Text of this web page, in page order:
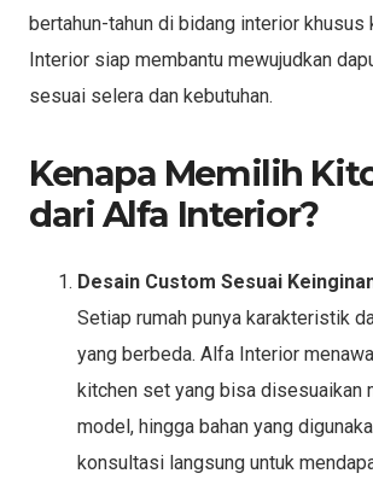
bertahun-tahun di bidang interior
Interior siap membantu mewujudkan
sesuai selera dan kebutuhan.
Kenapa Memilih
dari Alfa Interior?
Desain Custom Sesuai
Setiap rumah punya karakteristik
yang berbeda. Alfa Interior
kitchen set yang bisa disesuaikan
model, hingga bahan yang
konsultasi langsung untuk